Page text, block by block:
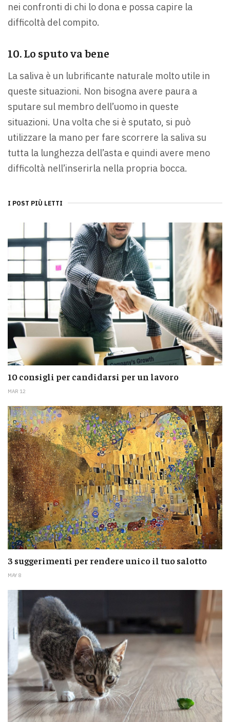
nei confronti di chi lo dona e possa capire la
difficoltà del compito.
10. Lo sputo va bene
La saliva è un lubrificante naturale molto utile in
queste situazioni. Non bisogna avere paura a
sputare sul membro dell’uomo in queste
situazioni. Una volta che si è sputato, si può
utilizzare la mano per fare scorrere la saliva su
tutta la lunghezza dell’asta e quindi avere meno
difficoltà nell’inserirla nella propria bocca.
I POST PIÙ LETTI
10 consigli per candidarsi per un lavoro
MAR 12
3 suggerimenti per rendere unico il tuo salotto
MAY 8